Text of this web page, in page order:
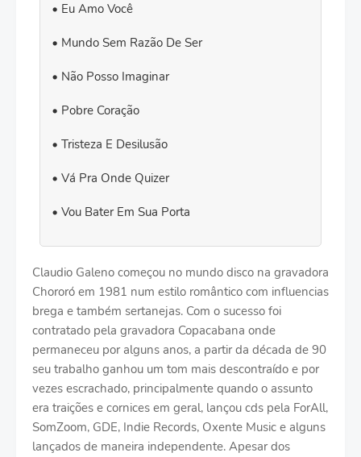
Eu Amo Você
Mundo Sem Razão De Ser
Não Posso Imaginar
Pobre Coração
Tristeza E Desilusão
Vá Pra Onde Quizer
Vou Bater Em Sua Porta
Claudio Galeno começou no mundo disco na gravadora
Chororó em 1981 num estilo romântico com influencias
brega e também sertanejas. Com o sucesso foi
contratado pela gravadora Copacabana onde
permaneceu por alguns anos, a partir da década de 90
seu trabalho ganhou um tom mais descontraído e por
vezes escrachado, principalmente quando o assunto
era traições e cornices em geral, lançou cds pela ForAll,
SomZoom, GDE, Indie Records, Oxente Music e alguns
lançados de maneira independente. Apesar dos